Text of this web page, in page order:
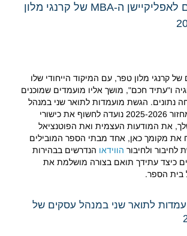
חיבורים וטיפים לאפליקיישן ה-MBA של קרנגי מלון
קרנגי מלון טפר, עם המיקוד הייחודי שלו
ו"עתיד חכם", מושך אליו מועמדים שמוכנים
נתונים. הגשת מועמדות לתואר שני במנהל
למחזור 2025-2026 נועדה לחשוף את כישורי
את המודעות העצמית ואת הפוטנציאל
את מקומך כאן, אחד מבתי הספר המובילים
לחיבור ולחיבור הווידאו הנדרשים בבהירות
כיצד עתידך תואם בצורה מושלמת את
בית הספר.
לתואר שני במנהל עסקים של